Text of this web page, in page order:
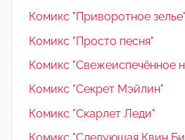
Комикс "Приворотное зелье"
Комикс "Просто песня"
Комикс "Свежеиспечённое
Комикс "Секрет Мэйлин"
Комикс "Скарлет Леди"